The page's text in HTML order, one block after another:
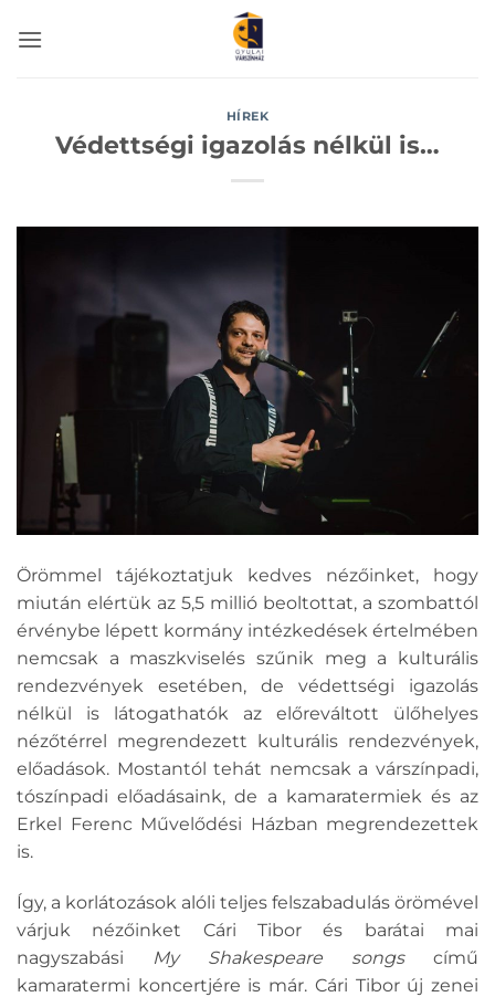
HÍREK
Védettségi igazolás nélkül is…
Örömmel tájékoztatjuk kedves nézőinket, hogy
miután elértük az 5,5 millió beoltottat, a szombattól
érvénybe lépett kormány intézkedések értelmében
nemcsak a maszkviselés szűnik meg a kulturális
rendezvények esetében, de védettségi igazolás
nélkül is látogathatók az előreváltott ülőhelyes
nézőtérrel megrendezett kulturális rendezvények,
előadások. Mostantól tehát nemcsak a várszínpadi,
tószínpadi előadásaink, de a kamaratermiek és az
Erkel Ferenc Művelődési Házban megrendezettek
is.
Így, a korlátozások alóli teljes felszabadulás örömével
várjuk nézőinket Cári Tibor és barátai mai
nagyszabási
My Shakespeare songscímű
kamaratermi koncertjére is már. Cári Tibor új zenei